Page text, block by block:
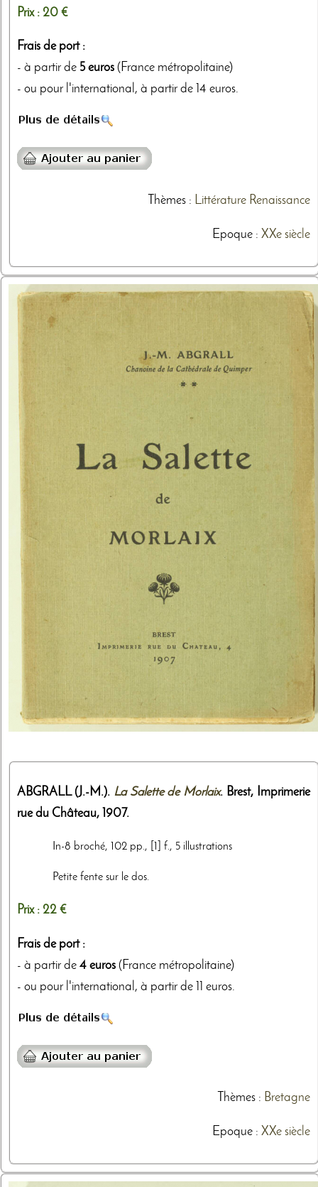
Prix : 20 €
Frais de port :
- à partir de 5 euros (France métropolitaine)
- ou pour l'international, à partir de 14 euros.
Thèmes: Littérature Renaissance
Epoque : XXe siècle
ABGRALL (J.-M.). La Salette de Morlaix. Brest,
Imprimerie
rue du Château, 1907.
In-8 broché, 102 pp., [1] f., 5 illustrations
Petite fente sur le dos.
Prix : 22 €
Frais de port :
- à partir de 4 euros (France métropolitaine)
- ou pour l'international, à partir de 11 euros.
Thèmes: Bretagne
Epoque : XXe siècle